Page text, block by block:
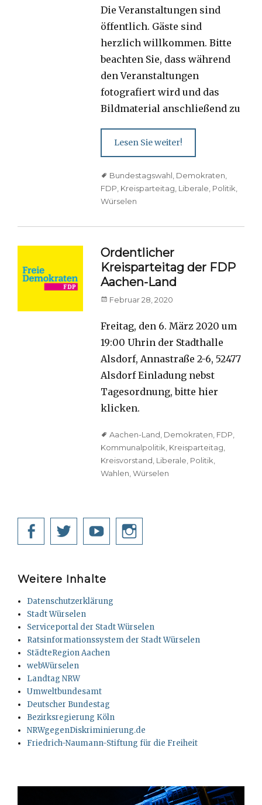
Die Veranstaltungen sind
öffentlich. Gäste sind
herzlich willkommen. Bitte
beachten Sie, dass während
den Veranstaltungen
fotografiert wird und das
Bildmaterial anschließend zu
Lesen Sie weiter!
TagsBundestagswahl Demokraten
FDP Kreisparteitag Liberale Politik
Würselen
Ordentlicher
Kreisparteitag der FDP
Aachen-Land
Posted
Februar 28, 2020
Freitag, den 6. März 2020 um
19:00 Uhrin der Stadthalle
Alsdorf, Annastraße 2-6, 52477
Alsdorf Einladung nebst
Tagesordnung, bitte hier
klicken.
TagsAachen-Land Demokraten FDP
Kommunalpolitik Kreisparteitag
Kreisvorstand Liberale Politik
Wahlen ,Würselen
Facebook
TwitterYouTube
Weitere Inhalte
Datenschutzerklärung
Stadt Würselen
Serviceportal der Stadt Würselen
Ratsinformationssystem der Stadt Würselen
StädteRegion Aachen
webWürselen
Landtag NRW
Umweltbundesamt
Deutscher Bundestag
Bezirksregierung Köln
NRWgegenDiskriminierung.de
Friedrich-Naumann-Stiftung für die Freiheit